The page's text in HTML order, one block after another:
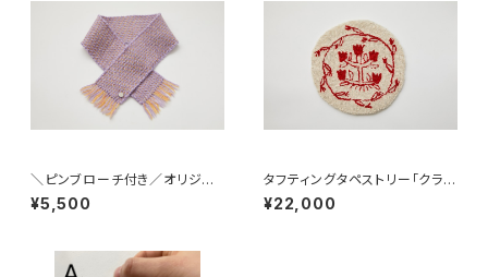
＼ピンブローチ付き／オリジナ
ル染色ショートマフラーB
¥5,500
タフティングタペストリー「クラシ
ック」
¥22,000